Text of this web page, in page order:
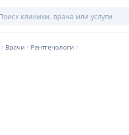
Врачи Рентгенологи